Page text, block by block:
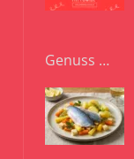
Genuss …